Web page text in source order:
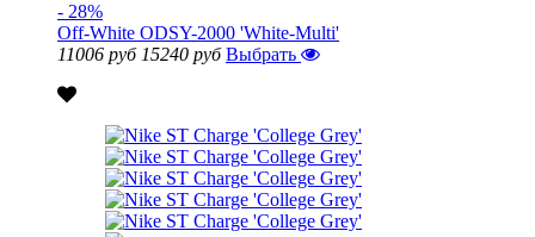
- 28%
Off-White ODSY-2000 'White-Multi'
11006 руб 15240 руб Выбрать